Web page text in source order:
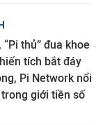
thủ” đua khoe
tích bắt đáy
Pi Network nổi
giới tiền số